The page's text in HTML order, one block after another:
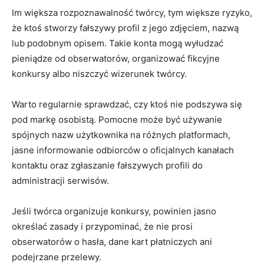
Im większa rozpoznawalność twórcy, tym większe ryzyko,
że ktoś stworzy fałszywy profil z jego zdjęciem, nazwą
lub podobnym opisem. Takie konta mogą wyłudzać
pieniądze od obserwatorów, organizować fikcyjne
konkursy albo niszczyć wizerunek twórcy.
Warto regularnie sprawdzać, czy ktoś nie podszywa się
pod markę osobistą. Pomocne może być używanie
spójnych nazw użytkownika na różnych platformach,
jasne informowanie odbiorców o oficjalnych kanałach
kontaktu oraz zgłaszanie fałszywych profili do
administracji serwisów.
Jeśli twórca organizuje konkursy, powinien jasno
określać zasady i przypominać, że nie prosi
obserwatorów o hasła, dane kart płatniczych ani
podejrzane przelewy.